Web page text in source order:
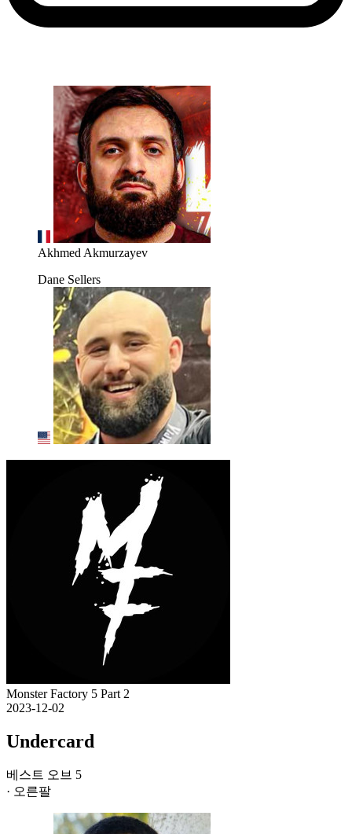
Akhmed Akmurzayev
Dane Sellers
Monster Factory 5 Part 2
2023-12-02
Undercard
베스트 오브 5
· 오른팔